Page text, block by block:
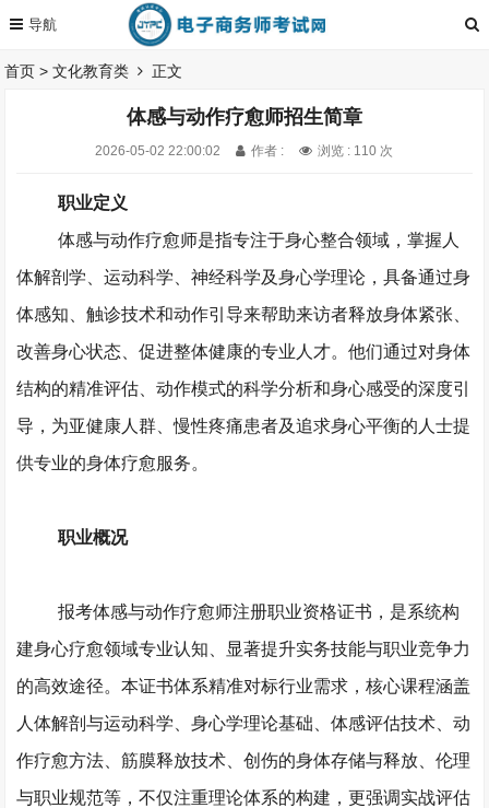
首页 >文化教育类 正文
体感与动作疗愈师招生简章
2026-05-02 22:00:02 作者 : 浏览 : 110 次
职业定义
体感与动作疗愈师是指专注于身心整合领域，掌握人
体解剖学、运动科学、神经科学及身心学理论，具备通过身
体感知、触诊技术和动作引导来帮助来访者释放身体紧张、
改善身心状态、促进整体健康的专业人才。他们通过对身体
结构的精准评估、动作模式的科学分析和身心感受的深度引
导，为亚健康人群、慢性疼痛患者及追求身心平衡的人士提
供专业的身体疗愈服务。
职业概况
报考体感与动作疗愈师注册职业资格证书，是系统构
建身心疗愈领域专业认知、显著提升实务技能与职业竞争力
的高效途径。本证书体系精准对标行业需求，核心课程涵盖
人体解剖与运动科学、身心学理论基础、体感评估技术、动
作疗愈方法、筋膜释放技术、创伤的身体存储与释放、伦理
与职业规范等，不仅注重理论体系的构建，更强调实战评估